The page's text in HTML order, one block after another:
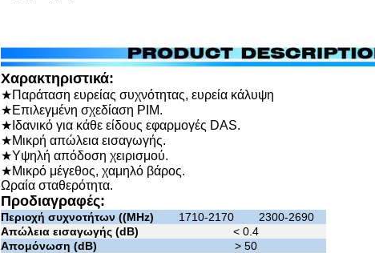
Χαρακτηριστικά:
★Παράταση ευρείας συχνότητας, ευρεία κάλυψη
★Επιλεγμένη σχεδίαση PIM.
★Ιδανικό για κάθε είδους εφαρμογές DAS.
★Μικρή απώλεια εισαγωγής.
★Υψηλή απόδοση χειρισμού.
★Μικρό μέγεθος, χαμηλό βάρος.
Ωραία σταθερότητα.
Προδιαγραφές:
Περιοχή συχνοτήτων ((MHz) 1710-2170
2300-2690
Απώλεια εισαγωγής (dB)
< 0.4
Απομόνωση (dB)
> 50